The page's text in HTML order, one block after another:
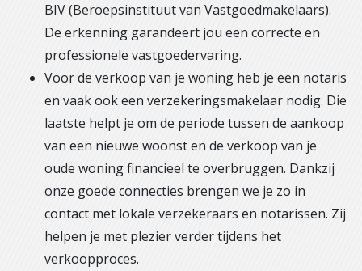
BIV (Beroepsinstituut van Vastgoedmakelaars).
De erkenning garandeert jou een correcte en
professionele vastgoedervaring.
Voor de verkoop van je woning heb je een notaris
en vaak ook een verzekeringsmakelaar nodig. Die
laatste helpt je om de periode tussen de aankoop
van een nieuwe woonst en de verkoop van je
oude woning financieel te overbruggen. Dankzij
onze goede connecties brengen we je zo in
contact met lokale verzekeraars en notarissen. Zij
helpen je met plezier verder tijdens het
verkoopproces.